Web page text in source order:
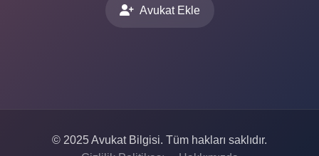
Avukat Ekle
© 2025 Avukat Bilgisi. Tüm hakları saklıdır.